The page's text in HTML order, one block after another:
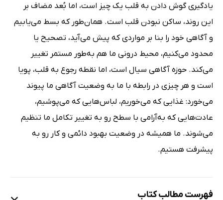
یادگیری گوش دادن به قلب یک چیز است، اما بُعد مضاف بر
این روند، ساکن نبودن قلب است. همان‌طور که بسط می‌یابیم
و آگاهی خود را بنا بر مواردی که پیش می‌آید، تصحیح یا
محدود می‌کنیم، محیط درونی ما هم به‌طور مستمر تغییر
می‌کند. حوزه آگاهی سیال است، اما نقطه رجوع به قلب، پویا
است و هر چیزی در رابطه با ما به وضعیت آگاهی ما پیوند
می‌خورد: غذایی که می‌خوریم، لباس‌هایی که می‌پوشیم،
عادت‌هایی که به‌آرامی با سطح رو به تغییر تکامل ما تنظیم
می‌شوند. ما همیشه در وضعیت بهبود دائمی و کار رو به
پیشرفت هستیم.
فهرست مطالب کتاب